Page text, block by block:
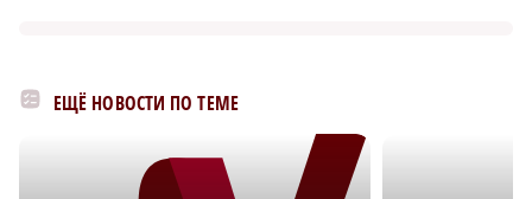
ЕЩЁ НОВОСТИ ПО ТЕМЕ